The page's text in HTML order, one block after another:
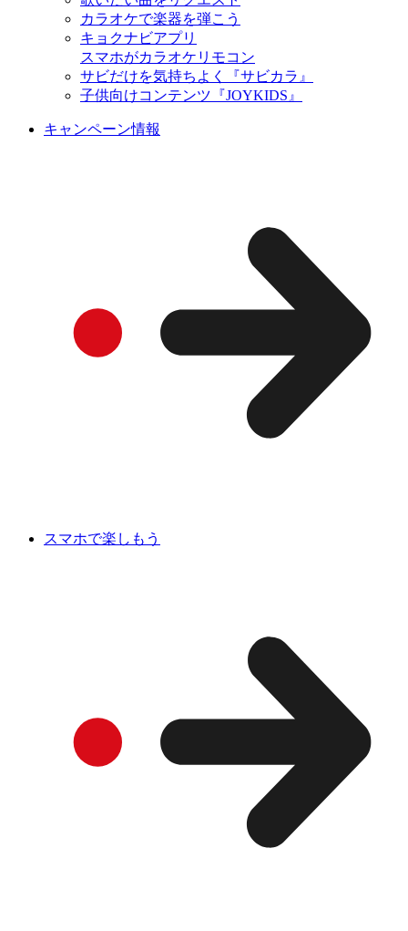
カラオケで楽器を弾こう
キョクナビアプリ
スマホがカラオケリモコン
サビだけを気持ちよく『サビカラ』
子供向けコンテンツ『JOYKIDS』
キャンペーン情報
スマホで楽しもう